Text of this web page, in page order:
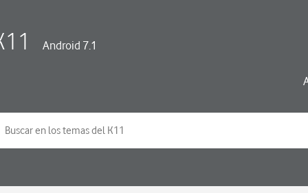
Android 7.1